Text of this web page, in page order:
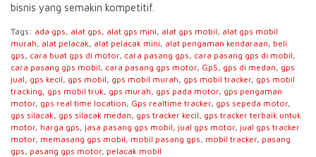
bisnis yang semakin kompetitif.
Tags: ada gps, alat gps, alat gps mini, alat gps mobil, alat gps mobil
murah, alat pelacak, alat pelacak mini, alat pengaman kendaraan, beli
gps, cara buat gps di motor, cara pasang gps, cara pasang gps di mobil,
cara pasang gps mobil, cara pasang gps motor, GpS, gps di medan, gps
jual, gps kecil, gps mobil, gps mobil murah, gps mobil tracker, gps mobil
tracking, gps mobil truk, gps murah, gps pada motor, gps pengaman
motor, gps real time location, Gps realtime tracker, gps sepeda motor,
gps silacak, gps silacak medan, gps tracker kecil, gps tracker terbaik untuk
motor, harga gps, jasa pasang gps mobil, jual gps motor, jual gps tracker
motor, memasang gps mobil, mobil pasang gps, mobil tracker, pasang
gps, pasang gps motor, pelacak mobil